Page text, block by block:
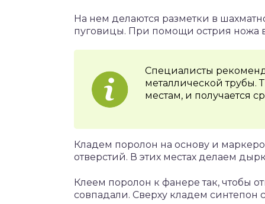
На нем делаются разметки в
пуговицы. При помощи острия ножа в
Специалисты
металлической трубы.
местам, и получается
Кладем поролон на основу и
отверстий. В этих местах делаем
Клеем поролон к фанере так, чтобы
совпадали. Сверху кладем синтепон